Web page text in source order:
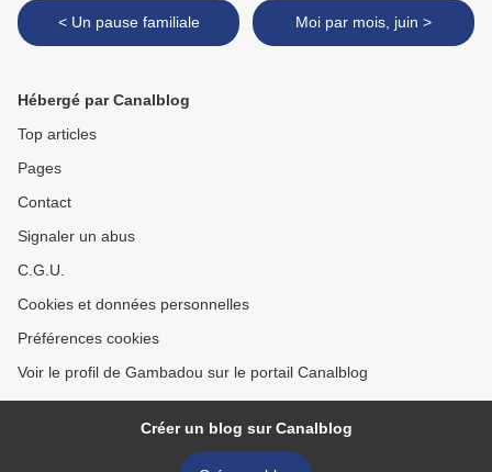
< Un pause familiale Moi par mois, juin >
Hébergé par Canalblog
Top articles
Pages
Contact
Signaler un abus
C.G.U.
Cookies et données personnelles
Préférences cookies
Voir le profil de Gambadou sur le portail Canalblog
Créer un blog sur Canalblog